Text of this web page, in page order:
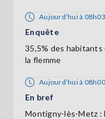
Aujourd’hui à 08h03
Enquête
35,5% des habitants
la flemme
Aujourd’hui à 08h00
En bref
Montigny-lès-Metz :